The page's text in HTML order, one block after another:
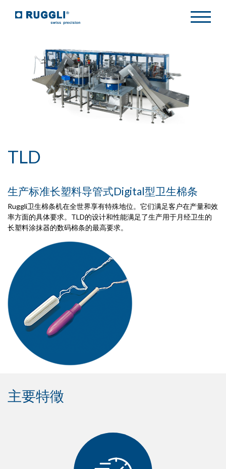
TLD
生产标准长塑料导管式Digital型卫生棉条
Ruggli卫生棉条机在全世界享有特殊地位。它们满足客户在产量和效
率方面的具体要求。TLD的设计和性能满足了生产用于月经卫生的
长塑料涂抹器的数码棉条的最高要求。
主要特徵